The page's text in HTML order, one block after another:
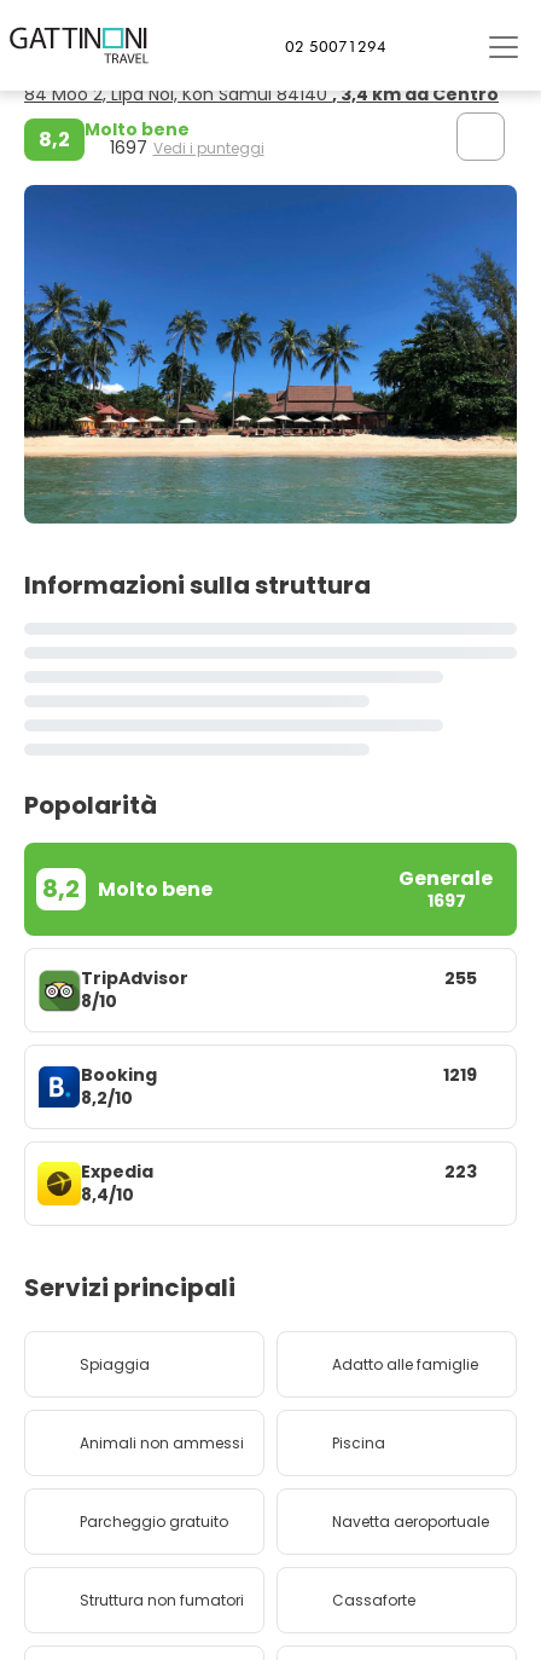
02 50071294
Lipa Noi
Kanok Buri Resort
84 Moo 2, Lipa Noi, Koh Samui 84140, 3,4 km da Centro
8,2 Molto bene
1697 Vedi i punteggi
Informazioni sulla struttura
Popolarità
8,2 Molto bene Generale
1697
TripAdvisor
8/10
255
Booking
8,2/10
1219
Expedia
8,4/10
223
Servizi principali
Spiaggia Adatto alle famiglie
Animali non ammessi Piscina
Parcheggio gratuito Navetta aeroportuale
Struttura non fumatori Cassaforte